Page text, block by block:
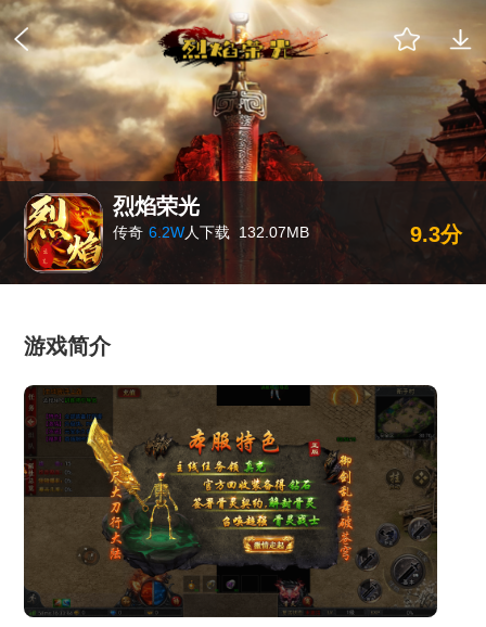
烈焰荣光
传奇 6.2W人下载 132.07MB 9.3分
游戏简介